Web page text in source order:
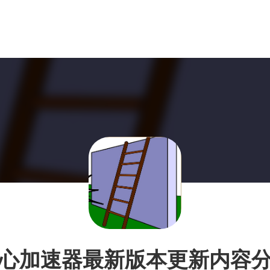
加速器最新版本更新内容